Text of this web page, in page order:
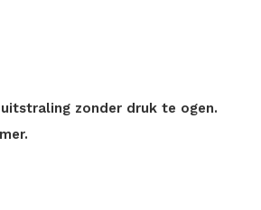
zonder druk te ogen.